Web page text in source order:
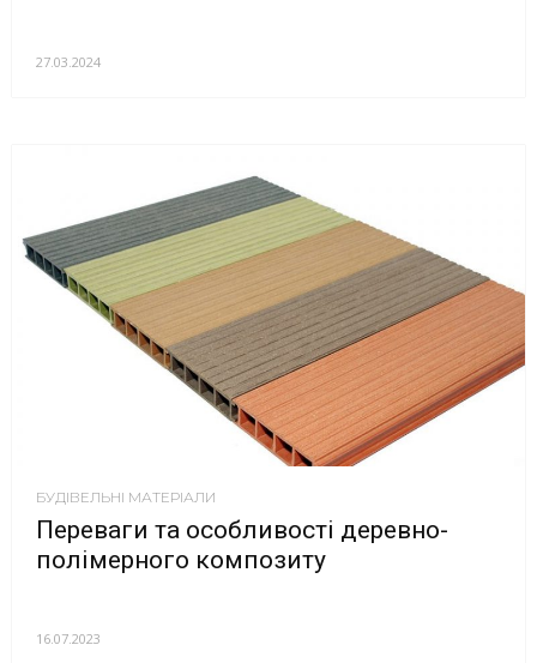
27.03.2024
БУДІВЕЛЬНІ МАТЕРІАЛИ
Переваги та особливості деревно-
полімерного композиту
16.07.2023